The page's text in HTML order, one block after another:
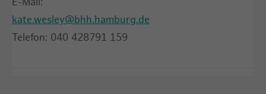
E-Mail:
kate.wesley@bhh.hamburg.de
Telefon: 040 428791 159